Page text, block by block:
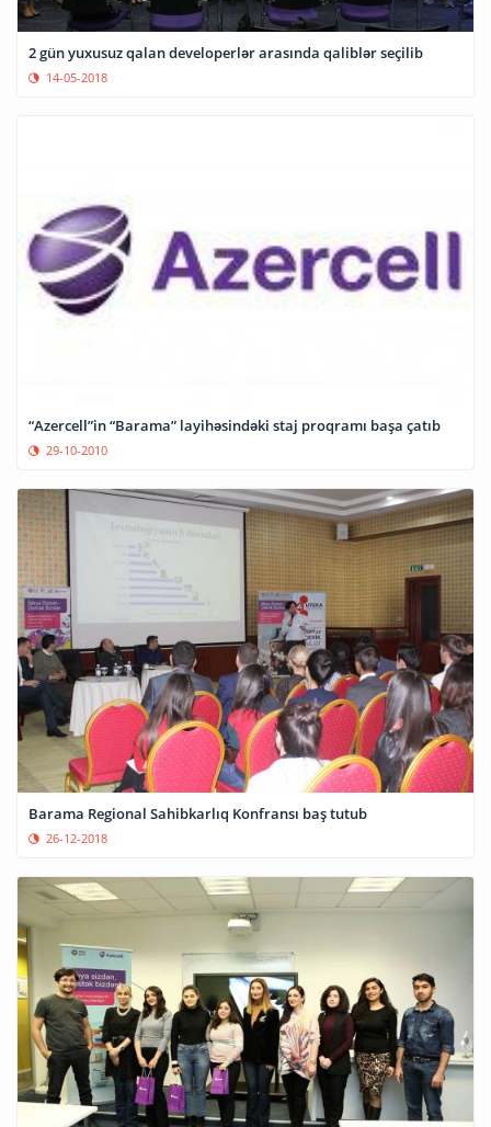
2 gün yuxusuz qalan developerlər arasında qaliblər seçilib
14-05-2018
“Azercell”in “Barama” layihəsindəki staj proqramı başa çatıb
29-10-2010
Barama Regional Sahibkarlıq Konfransı baş tutub
26-12-2018